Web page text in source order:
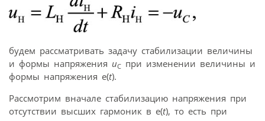
будем рассматривать задачу стабилизации величины
и формы напряжения uС при изменении величины и
формы напряжения e(t).
Рассмотрим вначале стабилизацию напряжения при
отсутствии высших гармоник в e(t), то есть при